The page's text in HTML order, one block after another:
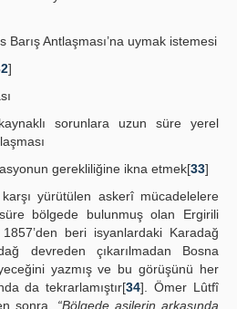
Barış Antlaşması’na uymak istemesi
]
sorunlara uzun süre yerel
gerekliliğine ikna etmek[33]
yürütülen askerî mücadelelere
bölgede bulunmuş olan Ergirili
beri isyanlardaki Karadağ
devreden çıkarılmadan Bosna
yazmış ve bu görüşünü her
da tekrarlamıştır[34]. Ömer Lûtfî
sonra, “Bölgede asilerin arkasında